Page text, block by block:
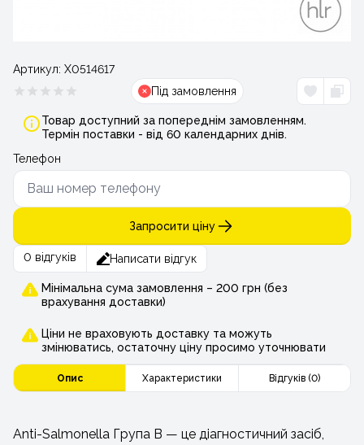
Артикул: Х0514617
Під замовлення
Товар доступний за попереднім замовленням.
Термін поставки - від 60 календарних днів.
Телефон
Запросити ціну
0 відгуків Написати відгук
Мінімальна сума замовлення – 200 грн (без
врахування доставки)
Ціни не враховують доставку та можуть
змінюватись, остаточну ціну просимо уточнювати
Опис Характеристики Відгуків (0)
Anti-Salmonella Група B — це діагностичний засіб,